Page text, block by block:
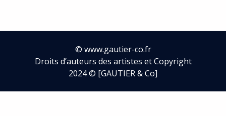
© www.gautier-co.fr
Droits d’auteurs des artistes et Copyright
2024 © [GAUTIER & Co]